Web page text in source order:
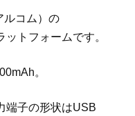
ルコム）の
トフォームです。
。
端子の形状はUSB